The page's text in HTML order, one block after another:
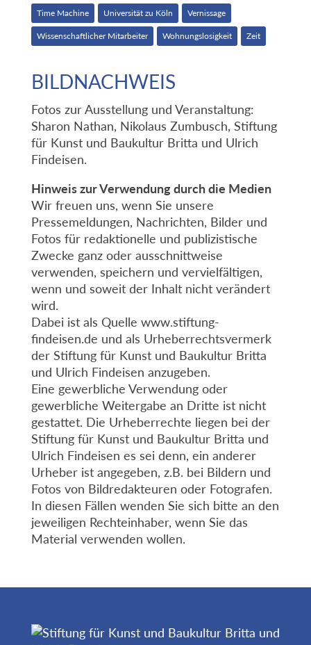
Time Machine Universität zu Köln Vernissage
Wissenschaftlicher Mitarbeiter Wohnungslosigkeit Zeit
BILDNACHWEIS
Fotos zur Ausstellung und Veranstaltung:
Sharon Nathan, Nikolaus Zumbusch, Stiftung
für Kunst und Baukultur Britta und Ulrich
Findeisen.
Hinweis zur Verwendung durch die Medien
Wir freuen uns, wenn Sie unsere
Pressemeldungen, Nachrichten, Bilder und
Fotos für redaktionelle und publizistische
Zwecke ganz oder ausschnittweise
verwenden, speichern und vervielfältigen,
wenn und soweit der Inhalt nicht verändert
wird.
Dabei ist als Quelle www.stiftung-
findeisen.de und als Urheberrechtsvermerk
der Stiftung für Kunst und Baukultur Britta
und Ulrich Findeisen anzugeben.
Eine gewerbliche Verwendung oder
gewerbliche Weitergabe an Dritte ist nicht
gestattet. Die Urheberrechte liegen bei der
Stiftung für Kunst und Baukultur Britta und
Ulrich Findeisen es sei denn, ein anderer
Urheber ist angegeben, z.B. bei Bildern und
Fotos von Bildredakteuren oder Fotografen.
In diesen Fällen wenden Sie sich bitte an den
jeweiligen Rechteinhaber, wenn Sie das
Material verwenden wollen.